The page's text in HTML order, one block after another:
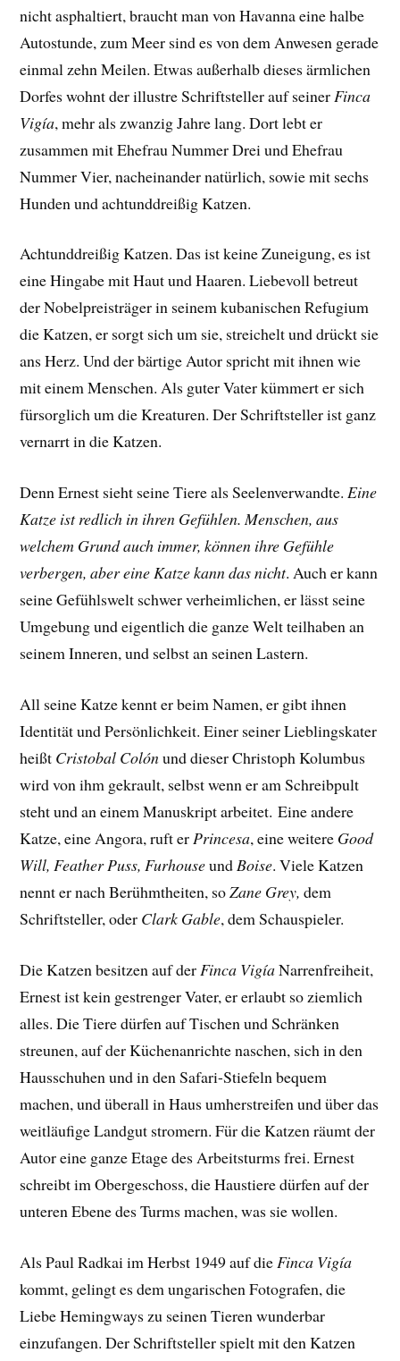
nicht asphaltiert, braucht man von Havanna eine halbe
Autostunde, zum Meer sind es von dem Anwesen gerade
einmal zehn Meilen. Etwas außerhalb dieses ärmlichen
Dorfes wohnt der illustre Schriftsteller auf seiner Finca
Vigía, mehr als zwanzig Jahre lang. Dort lebt er
zusammen mit Ehefrau Nummer Drei und Ehefrau
Nummer Vier, nacheinander natürlich, sowie mit sechs
Hunden und achtunddreißig Katzen.
Achtunddreißig Katzen. Das ist keine Zuneigung, es ist
eine Hingabe mit Haut und Haaren. Liebevoll betreut
der Nobelpreisträger in seinem kubanischen Refugium
die Katzen, er sorgt sich um sie, streichelt und drückt sie
ans Herz. Und der bärtige Autor spricht mit ihnen wie
mit einem Menschen. Als guter Vater kümmert er sich
fürsorglich um die Kreaturen. Der Schriftsteller ist ganz
vernarrt in die Katzen.
Denn Ernest sieht seine Tiere als Seelenverwandte.Eine
Katze ist redlich in ihren Gefühlen. Menschen, aus
welchem Grund auch immer, können ihre Gefühle
verbergen, aber eine Katze kann das nicht. Auch er kann
seine Gefühlswelt schwer verheimlichen, er lässt seine
Umgebung und eigentlich die ganze Welt teilhaben an
seinem Inneren, und selbst an seinen Lastern.
All seine Katze kennt er beim Namen, er gibt ihnen
Identität und Persönlichkeit. Einer seiner Lieblingskater
heißt Cristobal Colónund dieser Christoph Kolumbus
wird von ihm gekrault, selbst wenn er am Schreibpult
steht und an einem Manuskript arbeitet. Eine andere
Katze, eine Angora, ruft erPrincesa, eine weitere Good
Will, Feather Puss, FurhouseundBoise. Viele Katzen
nennt er nach Berühmtheiten, soZane Grey,dem
Schriftsteller, oder Clark Gable, dem Schauspieler.
Die Katzen besitzen auf der Finca VigíaNarrenfreiheit,
Ernest ist kein gestrenger Vater, er erlaubt so ziemlich
alles. Die Tiere dürfen auf Tischen und Schränken
streunen, auf der Küchenanrichte naschen, sich in den
Hausschuhen und in den Safari-Stiefeln bequem
machen, und überall in Haus umherstreifen und über das
weitläufige Landgut stromern. Für die Katzen räumt der
Autor eine ganze Etage des Arbeitsturms frei. Ernest
schreibt im Obergeschoss, die Haustiere dürfen auf der
unteren Ebene des Turms machen, was sie wollen.
Als Paul Radkai im Herbst 1949 auf die Finca Vigía
kommt, gelingt es dem ungarischen Fotografen, die
Liebe Hemingways zu seinen Tieren wunderbar
einzufangen. DerSchriftsteller spielt mit den Katzen